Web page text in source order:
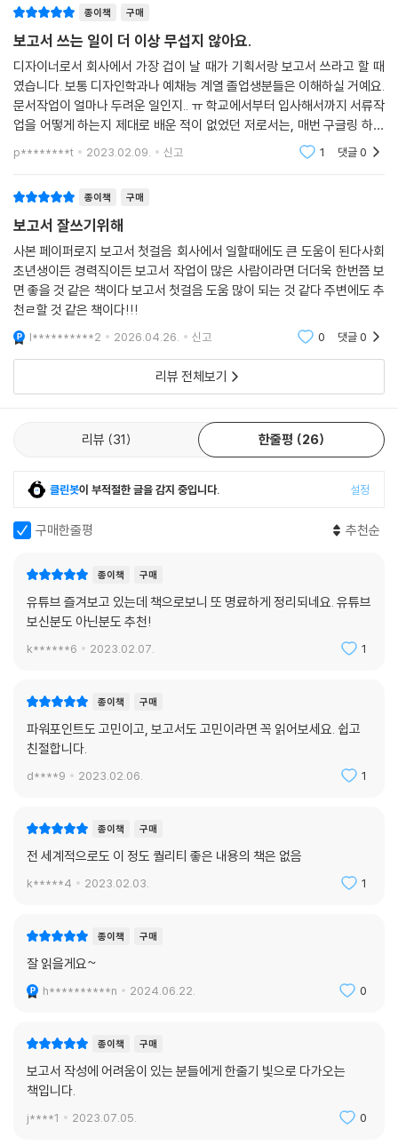
종이책 구매
보고서 쓰는 일이 더 이상 무섭지 않아요.
디자이너로서 회사에서 가장 겁이 날 때가 기획서랑 보고서 쓰라고 할 때
였습니다. 보통 디자인학과나 예채능 계열 졸업생분들은 이해하실 거예요.
문서작업이 얼마나 두려운 일인지.. ㅠ 학교에서부터 입사해서까지 서류작
업을 어떻게 하는지 제대로 배운 적이 없었던 저로서는, 매번 구글링 하고
유튜브를 보며 기획서/보고서 쓰는 방법을 검색하기에 바빴었죠.. 그 때 페
이퍼로지 채널
p********t 2023.02.09. 신고 1 댓글0
종이책 구매
보고서 잘쓰기위해
사본 페이퍼로지 보고서 첫걸음 회사에서 일할때에도 큰 도움이 된다사회
초년생이든 경력직이든 보고서 작업이 많은 사람이라면 더더욱 한번쯤 보
면 좋을 것 같은 책이다 보고서 첫걸음 도움 많이 되는 것 같다 주변에도 추
천ㄹ할 것 같은 책이다!!!
l**********2 2026.04.26. 신고 0 댓글0
리뷰 전체보기
리뷰 31 한줄평 26
클린봇이 부적절한 글을 감지 중입니다. 설정
구매한줄평 추천순
종이책 구매
유튜브 즐겨보고 있는데 책으로보니 또 명료하게 정리되네요. 유튜브
보신분도 아닌분도 추천!
k******6 2023.02.07. 1
종이책 구매
파워포인트도 고민이고, 보고서도 고민이라면 꼭 읽어보세요. 쉽고
친절합니다.
d****9 2023.02.06. 1
종이책 구매
전 세계적으로도 이 정도 퀄리티 좋은 내용의 책은 없음
k*****4 2023.02.03. 1
종이책 구매
잘 읽을게요~
h**********n 2024.06.22. 0
종이책 구매
보고서 작성에 어려움이 있는 분들에게 한줄기 빛으로 다가오는
책입니다.
j****1 2023.07.05. 0